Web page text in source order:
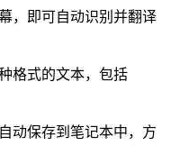
，即可自动识别并翻译
格式的文本，包括
动保存到笔记本中，方